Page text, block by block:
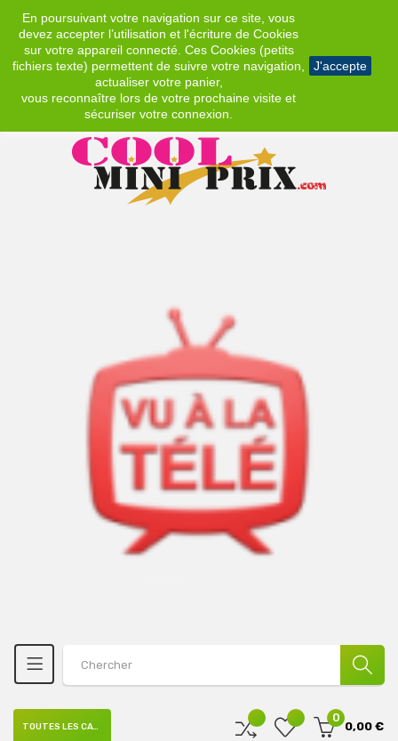
En poursuivant votre navigation sur ce site, vous
devez accepter l’utilisation et l'écriture de Cookies
sur votre appareil connecté. Ces Cookies (petits
fichiers texte) permettent de suivre votre navigation,
actualiser votre panier,
vous reconnaître lors de votre prochaine visite et
sécuriser votre connexion.
J'accepte
EUR
0
0,00 €
TOUTES LES CATÉGORIES